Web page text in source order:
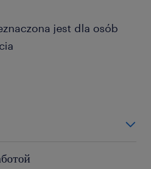
jest dla osób